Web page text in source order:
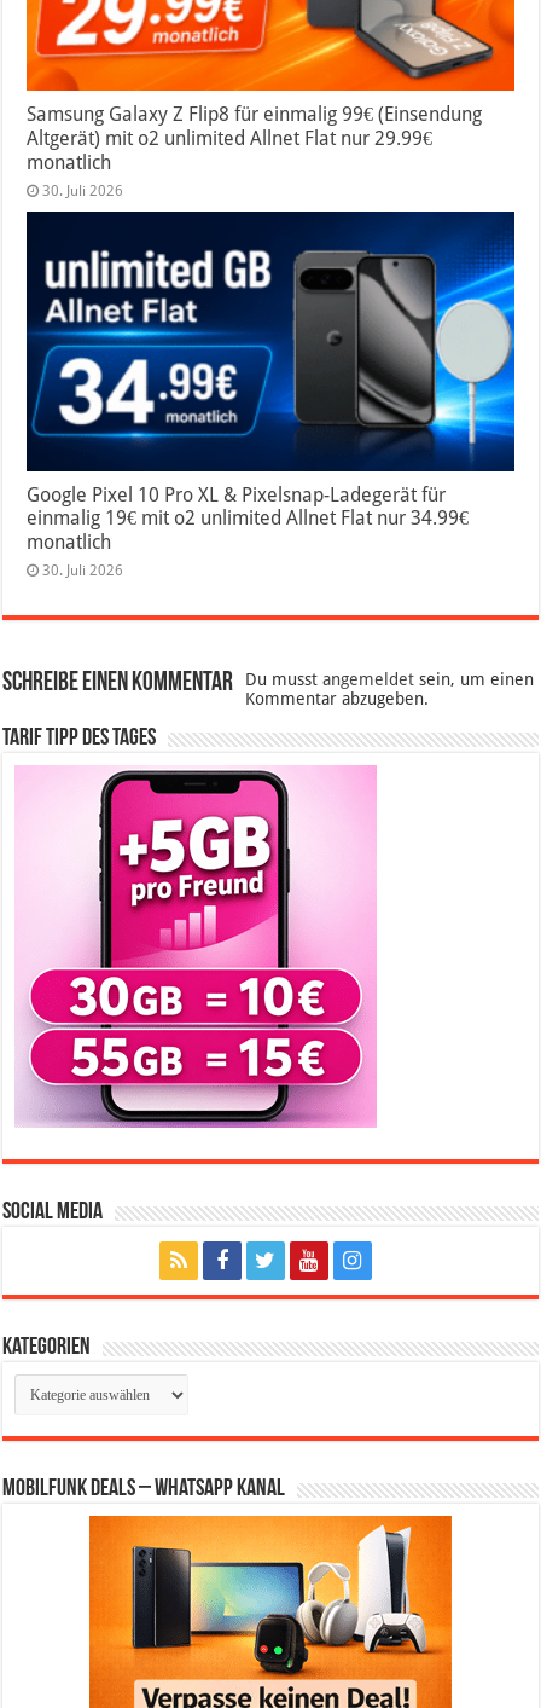
Samsung Galaxy Z Flip8 für einmalig 99€ (Einsendung
Altgerät) mit o2 unlimited Allnet Flat nur 29.99€
monatlich
30. Juli 2026
Google Pixel 10 Pro XL & Pixelsnap-Ladegerät für
einmalig 19€ mit o2 unlimited Allnet Flat nur 34.99€
monatlich
30. Juli 2026
Schreibe einen Kommentar Du musstangemeldet sein, um einen
Kommentar abzugeben.
Tarif Tipp des Tages
Social Media
Kategorien
Kategorien
Mobilfunk Deals – WhatsApp Kanal